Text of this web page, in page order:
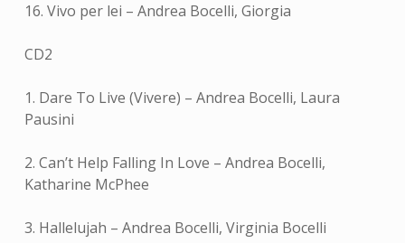
16. Vivo per lei – Andrea Bocelli, Giorgia
CD2
1. Dare To Live (Vivere) – Andrea Bocelli, Laura
Pausini
2. Can’t Help Falling In Love – Andrea Bocelli,
Katharine McPhee
3. Hallelujah – Andrea Bocelli, Virginia Bocelli